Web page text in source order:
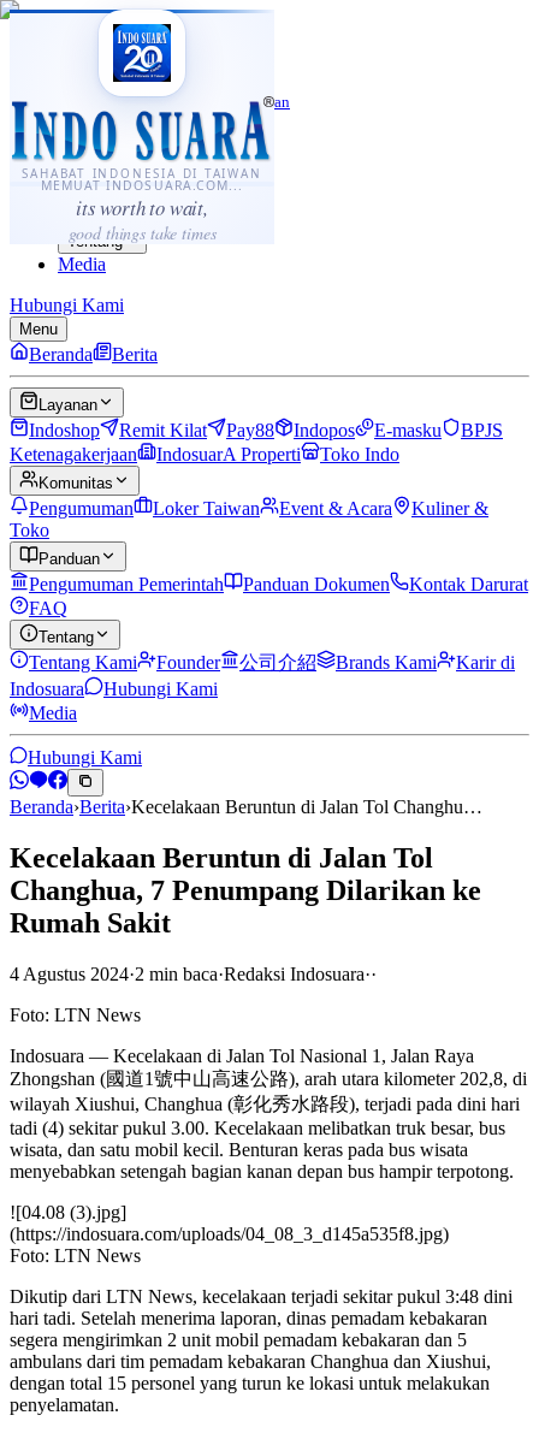
SAHABAT INDONESIA DI TAIWAN
MEMUAT INDOSUARA.COM...
its worth to wait,
good things take times
·...
⌘K
Sahabat Indonesia di Taiwan
Berita
Layanan
Komunitas
Panduan
Tentang
Media
Hubungi Kami
Menu
Beranda Berita
Layanan
Indoshop Remit Kilat Pay88 Indopos E-masku
BPJS
Ketenagakerjaan
IndosuarA Properti Toko Indo
Komunitas
Pengumuman Loker Taiwan Event & Acara
Kuliner &
Toko
Panduan
Pengumuman Pemerintah Panduan Dokumen
Kontak Darurat
FAQ
Tentang
Tentang Kami Founder 公司介紹 Brands Kami
Karir di
Indosuara
Hubungi Kami
Media
Hubungi Kami
Beranda›Berita›Kecelakaan Beruntun di Jalan Tol Changhu…
Kecelakaan Beruntun di Jalan Tol
Changhua, 7 Penumpang Dilarikan ke
Rumah Sakit
4 Agustus 2024·2 min baca·Redaksi Indosuara··
Foto: LTN News
Indosuara — Kecelakaan di Jalan Tol Nasional 1, Jalan Raya
Zhongshan (國道1號中山高速公路), arah utara kilometer 202,8, di
wilayah Xiushui, Changhua (彰化秀水路段), terjadi pada dini hari
tadi (4) sekitar pukul 3.00. Kecelakaan melibatkan truk besar, bus
wisata, dan satu mobil kecil. Benturan keras pada bus wisata
menyebabkan setengah bagian kanan depan bus hampir terpotong.
![04.08 (3).jpg]
(https://indosuara.com/uploads/04_08_3_d145a535f8.jpg)
Foto: LTN News
Dikutip dari LTN News, kecelakaan terjadi sekitar pukul 3:48 dini
hari tadi. Setelah menerima laporan, dinas pemadam kebakaran
segera mengirimkan 2 unit mobil pemadam kebakaran dan 5
ambulans dari tim pemadam kebakaran Changhua dan Xiushui,
dengan total 15 personel yang turun ke lokasi untuk melakukan
penyelamatan.